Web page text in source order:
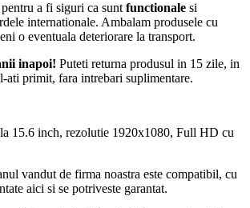
a fi siguri ca suntfunctionale si
internationale. Ambalam produsele cu
o eventuala deteriorare la transport.
inapoi! Puteti returna produsul in 15 zile, in
ati primit, fara intrebari suplimentare.
15.6 inch, rezolutie 1920x1080, Full HD cu
vandut de firma noastra este compatibil, cu
aici si se potriveste garantat.